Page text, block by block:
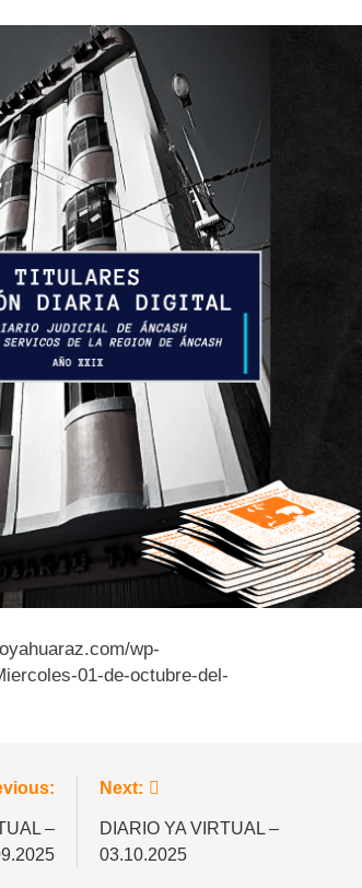
wp-
01-de-octubre-del-
–
Next:
DIARIO YA VIRTUAL –
03.10.2025